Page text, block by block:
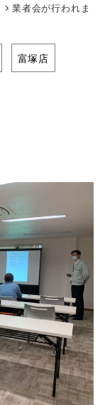
業者会が行われま
富塚店